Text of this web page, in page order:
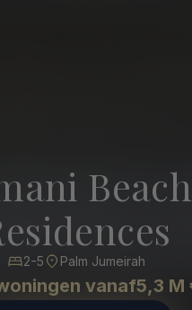
Beach
2-5 Palm Jumeirah
vanaf5,3 M